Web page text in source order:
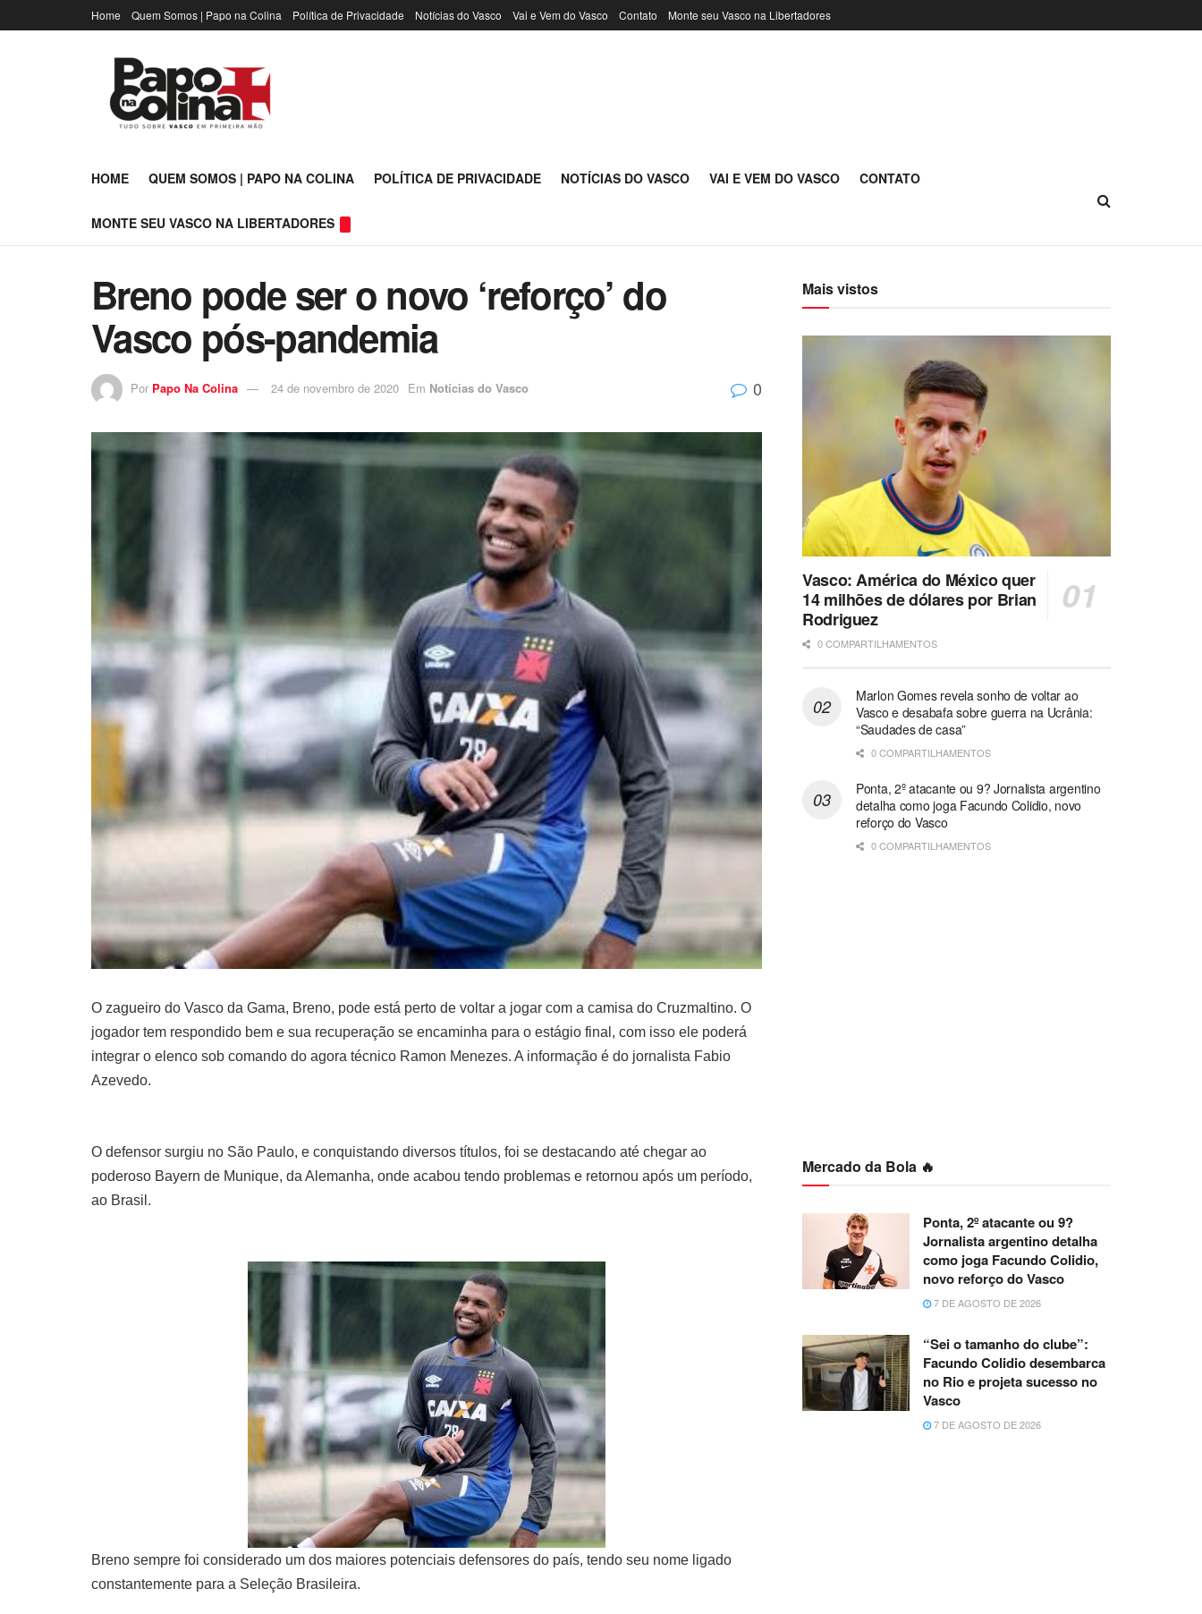
Home Quem Somos | Papo na Colina Política de Privacidade Notícias do Vasco Vai e Vem do Vasco Contato Monte seu Vasco na Libertadores
HOME QUEM SOMOS | PAPO NA COLINA POLÍTICA DE PRIVACIDADE NOTÍCIAS DO VASCO VAI E VEM DO VASCO CONTATO
MONTE SEU VASCO NA LIBERTADORES
Breno pode ser o novo ‘reforço’ do
Vasco pós-pandemia
Por Papo Na Colina 24 de novembro de 2020 Em Notícias do Vasco 0
O zagueiro do Vasco da Gama, Breno, pode está perto de voltar a jogar com a camisa do Cruzmaltino. O
jogador tem respondido bem e sua recuperação se encaminha para o estágio final, com isso ele poderá
integrar o elenco sob comando do agora técnico Ramon Menezes. A informação é do jornalista Fabio
Azevedo.
O defensor surgiu no São Paulo, e conquistando diversos títulos, foi se destacando até chegar ao
poderoso Bayern de Munique, da Alemanha, onde acabou tendo problemas e retornou após um período,
ao Brasil.
Breno sempre foi considerado um dos maiores potenciais defensores do país, tendo seu nome ligado
constantemente para a Seleção Brasileira.
Mais vistos
Vasco: América do México quer
14 milhões de dólares por Brian
Rodriguez
0 COMPARTILHAMENTOS
Marlon Gomes revela sonho de voltar ao
Vasco e desabafa sobre guerra na Ucrânia:
“Saudades de casa”
0 COMPARTILHAMENTOS
Ponta, 2º atacante ou 9? Jornalista argentino
detalha como joga Facundo Colidio, novo
reforço do Vasco
0 COMPARTILHAMENTOS
Mercado da Bola 🔥
Ponta, 2º atacante ou 9?
Jornalista argentino detalha
como joga Facundo Colidio,
novo reforço do Vasco
7 DE AGOSTO DE 2026
“Sei o tamanho do clube”:
Facundo Colidio desembarca
no Rio e projeta sucesso no
Vasco
7 DE AGOSTO DE 2026